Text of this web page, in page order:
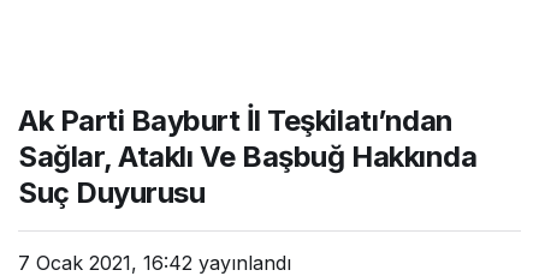
Ak Parti Bayburt İl Teşkilatı’ndan
Sağlar, Ataklı Ve Başbuğ Hakkında
Suç Duyurusu
7 Ocak 2021, 16:42 yayınlandı